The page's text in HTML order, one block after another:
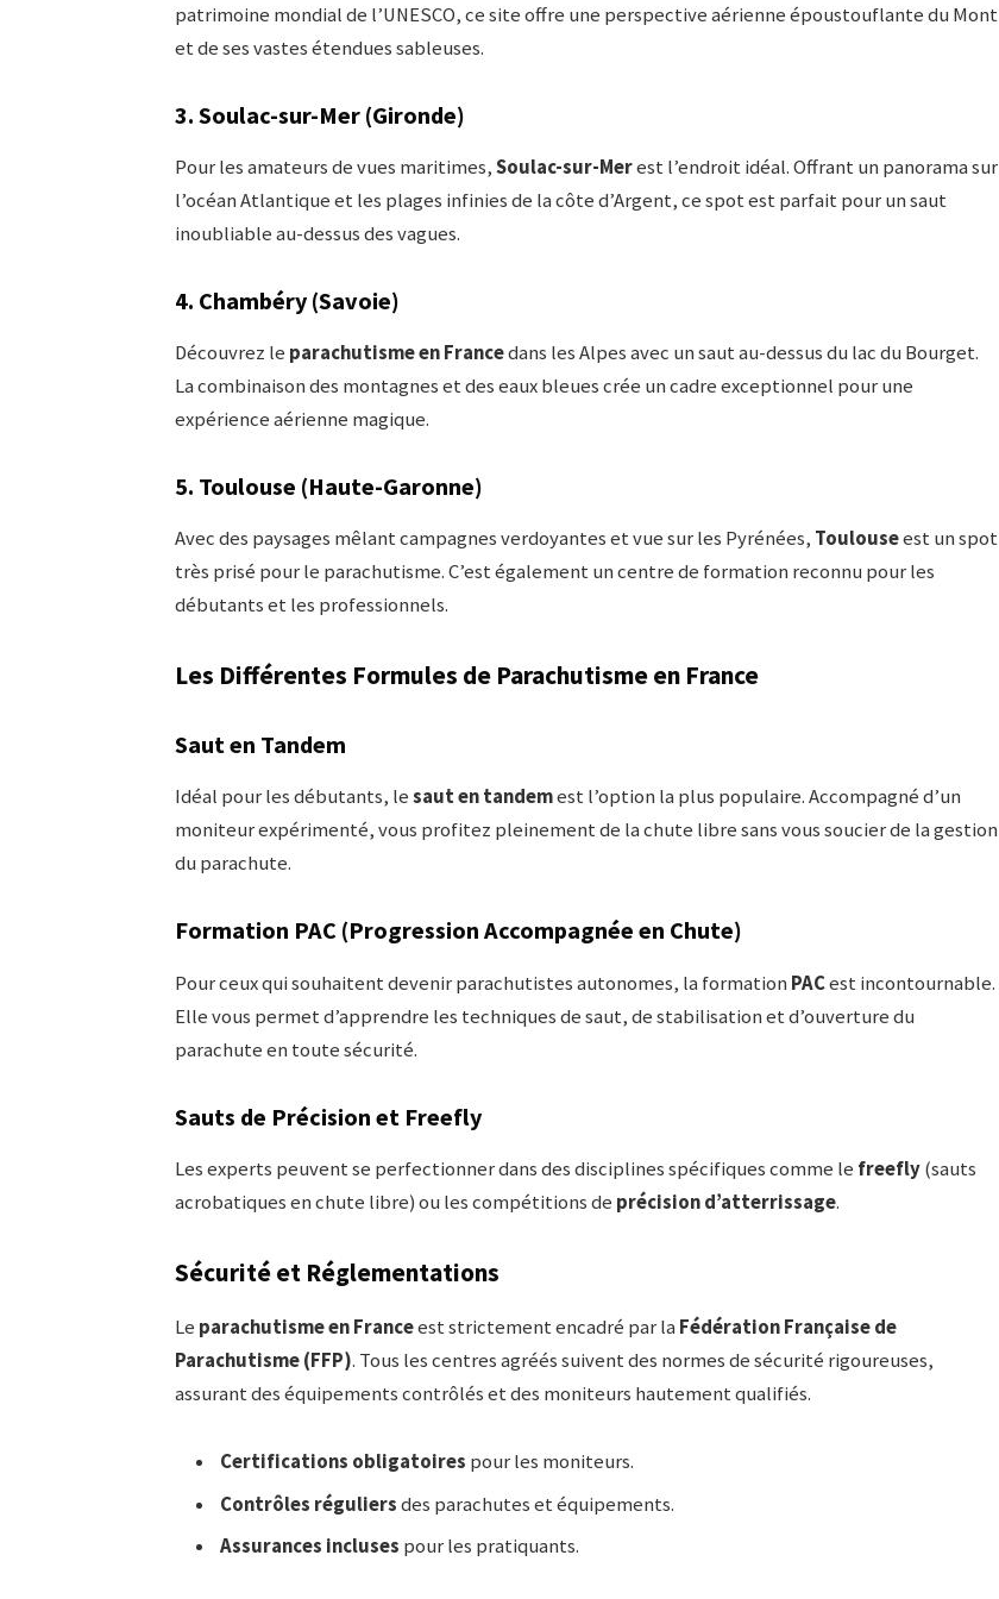
patrimoine mondial de l’UNESCO, ce site offre une perspective aérienne époustouflante du Mont
et de ses vastes étendues sableuses.
3. Soulac-sur-Mer (Gironde)
Pour les amateurs de vues maritimes,Soulac-sur-Merest l’endroit idéal. Offrant un panorama sur
l’océan Atlantique et les plages infinies de la côte d’Argent, ce spot est parfait pour un saut
inoubliable au-dessus des vagues.
4. Chambéry (Savoie)
Découvrez le parachutisme en Francedans les Alpes avec un saut au-dessus du lac du Bourget.
La combinaison des montagnes et des eaux bleues crée un cadre exceptionnel pour une
expérience aérienne magique.
5. Toulouse (Haute-Garonne)
Avec des paysages mêlant campagnes verdoyantes et vue sur les Pyrénées, Toulouseest un spot
très prisé pour le parachutisme. C’est également un centre de formation reconnu pour les
débutants et les professionnels.
Les Différentes Formules de Parachutisme en France
Saut en Tandem
Idéal pour les débutants, lesaut en tandemest l’option la plus populaire. Accompagné d’un
moniteur expérimenté, vous profitez pleinement de la chute libre sans vous soucier de la gestion
du parachute.
Formation PAC (Progression Accompagnée en Chute)
Pour ceux qui souhaitent devenir parachutistes autonomes, la formation PACest incontournable.
Elle vous permet d’apprendre les techniques de saut, de stabilisation et d’ouverture du
parachute en toute sécurité.
Sauts de Précision et Freefly
Les experts peuvent se perfectionner dans des disciplines spécifiques comme le freefly(sauts
acrobatiques en chute libre) ou les compétitions de précision d’atterrissage.
Sécurité et Réglementations
Le parachutisme en Franceest strictement encadré par la Fédération Française de
Parachutisme (FFP). Tous les centres agréés suivent des normes de sécurité rigoureuses,
assurant des équipements contrôlés et des moniteurs hautement qualifiés.
Certifications obligatoires pour les moniteurs.
Contrôles réguliersdes parachutes et équipements.
Assurances incluses pour les pratiquants.